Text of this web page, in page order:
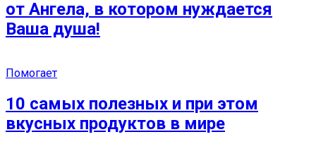
от Ангела, в котором нуждается
Ваша душа!
Помогает
10 самых полезных и при этом
вкусных продуктов в мире